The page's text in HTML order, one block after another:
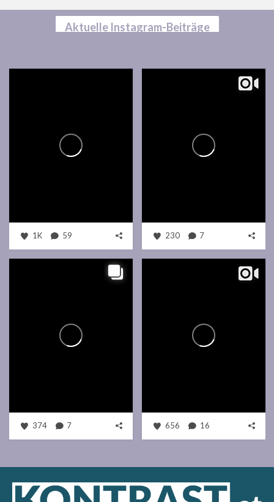
Aktuelle Instagram-Beiträge
1K 59 230 7
374 7 656 16